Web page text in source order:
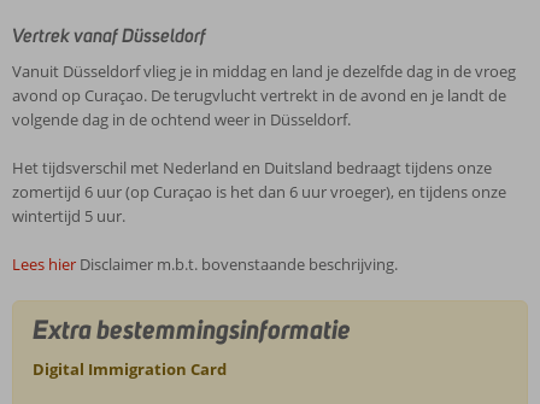
Vertrek vanaf Düsseldorf
Vanuit Düsseldorf vlieg je in middag en land je dezelfde dag in de vroeg
avond op Curaçao. De terugvlucht vertrekt in de avond en je landt de
volgende dag in de ochtend weer in Düsseldorf.
Het tijdsverschil met Nederland en Duitsland bedraagt tijdens onze
zomertijd 6 uur (op Curaçao is het dan 6 uur vroeger), en tijdens onze
wintertijd 5 uur.
Lees hier Disclaimer m.b.t. bovenstaande beschrijving.
Extra bestemmingsinformatie
Digital Immigration Card